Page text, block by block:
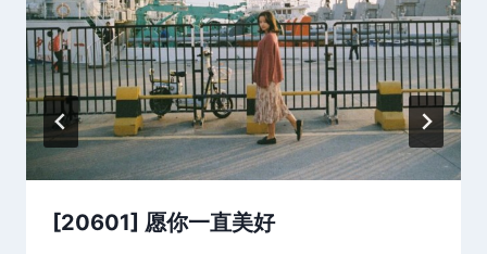
[20601] 愿你一直美好